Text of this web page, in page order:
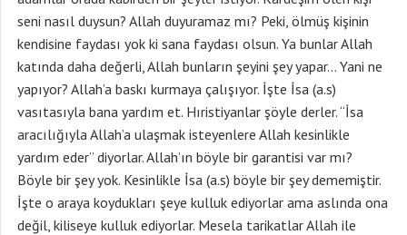
seni nasıl duysun? Allah duyuramaz mı? Peki, ölmüş kişinin
kendisine faydası yok ki sana faydası olsun. Ya bunlar Allah
katında daha değerli, Allah bunların şeyini şey yapar… Yani ne
yapıyor? Allah’a baskı kurmaya çalışıyor. İşte İsa (a.s)
vasıtasıyla bana yardım et. Hıristiyanlar şöyle derler. “İsa
aracılığıyla Allah’a ulaşmak isteyenlere Allah kesinlikle
yardım eder” diyorlar. Allah’ın böyle bir garantisi var mı?
Böyle bir şey yok. Kesinlikle İsa (a.s) böyle bir şey dememiştir.
İşte o araya koydukları şeye kulluk ediyorlar ama aslında ona
değil, kiliseye kulluk ediyorlar. Mesela tarikatlar Allah ile